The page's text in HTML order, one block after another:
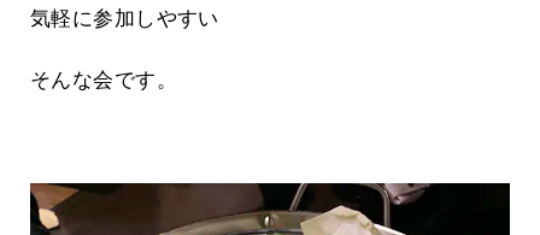
気軽に参加しやすい
そんな会です。